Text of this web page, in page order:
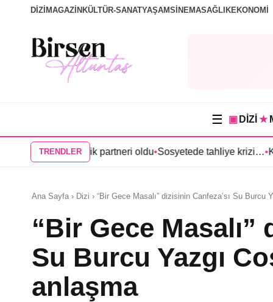
DİZİ MAGAZİN KÜLTÜR-SANATYAŞAMSİNEMASAĞLIKEKONOMİ
☰ ▣ DİZİ ★
TRENDLER
Çelik partneri oldu•Sosyetede tahliye krizi…• Kerem
Ana Sayfa › Dizi › “Bir Gece Masalı” dizisinin Canfeza’sı Su Burcu
“Bir Gece Masalı”
Su Burcu Yazgı
anlaşma